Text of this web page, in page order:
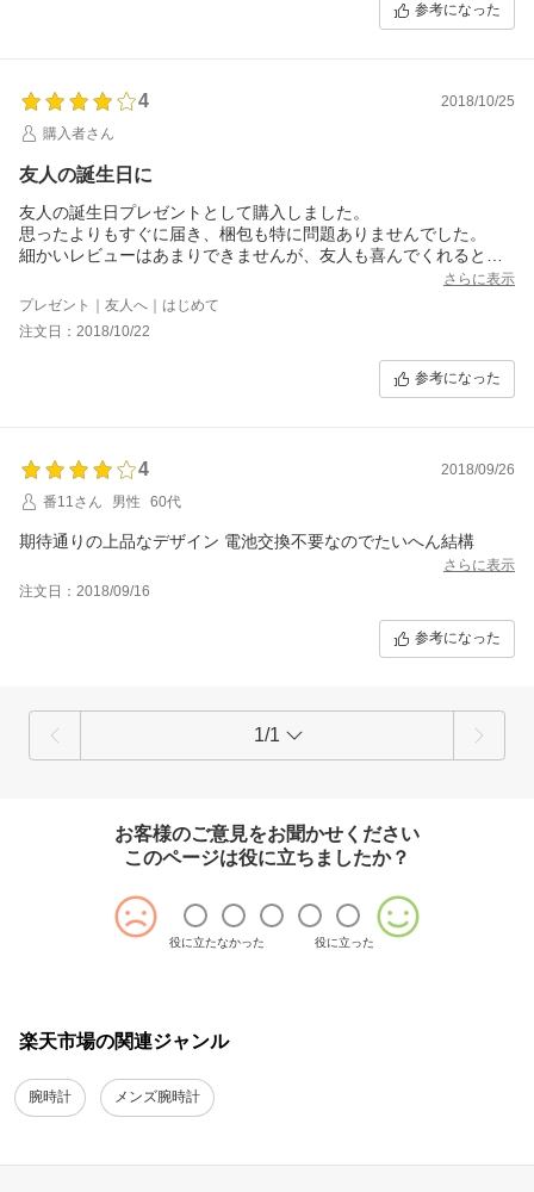
参考になった
4
2018/10/25
購入者さん
友人の誕生日に
友人の誕生日プレゼントとして購入しました。
思ったよりもすぐに届き、梱包も特に問題ありませんでした。
細かいレビューはあまりできませんが、友人も喜んでくれると思
渡すのが楽しみです。
注文番号 197340-20181022-00004821
さらに表示
プレゼント｜友人へ｜はじめて
注文日：2018/10/22
参考になった
4
2018/09/26
番11さん
男性 60代
期待通りの上品なデザイン 電池交換不要なのでたいへん結構
さらに表示
注文日：2018/09/16
参考になった
1/1
お客様のご意見をお聞かせください
このページは役に立ちましたか？
役に立たなかった 役に立った
楽天市場の関連ジャンル
腕時計 メンズ腕時計